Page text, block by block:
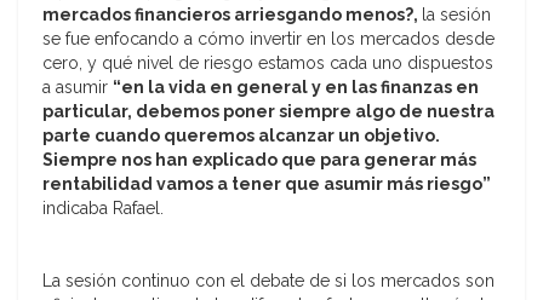
mercados financieros arriesgando menos?, la sesión
se fue enfocando a cómo invertir en los mercados desde
cero, y qué nivel de riesgo estamos cada uno dispuestos
a asumir “en la vida en general y en las finanzas en
particular, debemos poner siempre algo de nuestra
parte cuando queremos alcanzar un objetivo.
Siempre nos han explicado que para generar más
rentabilidad vamos a tener que asumir más riesgo”
indicaba Rafael.
La sesión continuo con el debate de si los mercados son